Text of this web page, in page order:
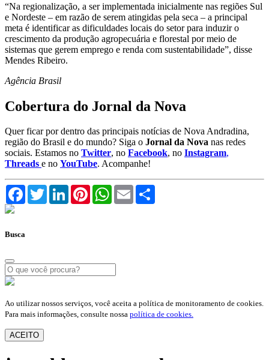
“Na regionalização, a ser implementada inicialmente nas regiões Sul
e Nordeste – em razão de serem atingidas pela seca – a principal
meta é identificar as dificuldades locais do setor para induzir o
crescimento da produção agropecuária e florestal por meio de
sistemas que gerem emprego e renda com sustentabilidade”, disse
Mendes Ribeiro.
Agência Brasil
Cobertura do Jornal da Nova
Quer ficar por dentro das principais notícias de Nova Andradina,
região do Brasil e do mundo? Siga o Jornal da Nova nas redes
sociais. Estamos no Twitter, no Facebook, no Instagram,
Threads e no YouTube. Acompanhe!
FacebookTwitterLinkedInPinterestWhatsApp
Email
Busca
Ao utilizar nossos serviços, você aceita a política de monitoramento de cookies.
Para mais informações, consulte nossa política de cookies.
ACEITO